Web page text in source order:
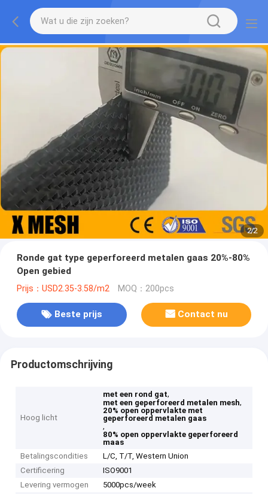
2/2
Ronde gat type geperforeerd metalen gaas 20%-80%
Open gebied
Prijs：USD2.35-3.58/m2 MOQ：200pcs
Beste prijs Contact nu
Productomschrijving
Hoog licht
met een rond gat,
met een geperforeerd metalen mesh,
20% open oppervlakte met
geperforeerd metalen gaas
,
80% open oppervlakte geperforeerd
maas
Betalingscondities
L/C, T/T, Western Union
Certificering
ISO9001
Levering vermogen
5000pcs/week